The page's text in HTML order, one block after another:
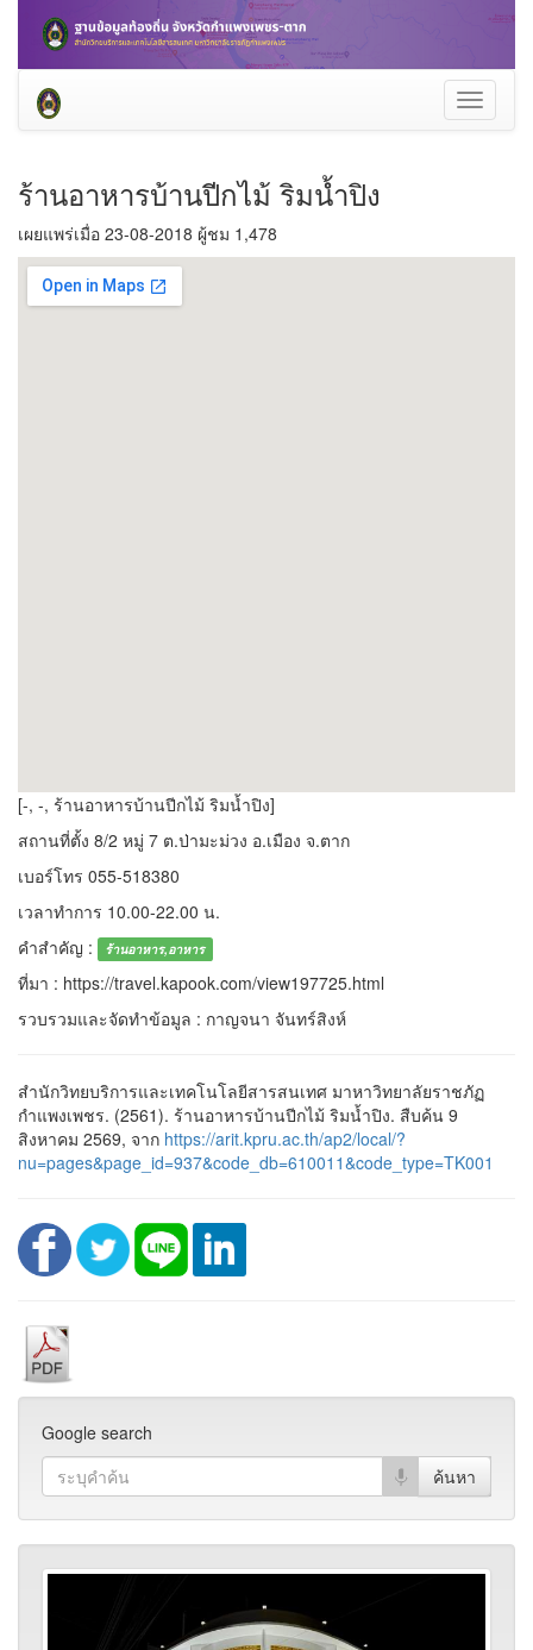
Toggle
ร้านอาหารบ้านปีกไม้ ริมน้ำปิง
เผยแพร่เมื่อ 23-08-2018 ผู้ชม 1,478
[-, -, ร้านอาหารบ้านปีกไม้ ริมน้ำปิง]
สถานที่ตั้ง 8/2 หมู่ 7 ต.ป่ามะม่วง อ.เมือง จ.ตาก
เบอร์โทร 055-518380
เวลาทำการ 10.00-22.00 น.
คำสำคัญ :
ร้านอาหาร,อาหาร
ที่มา : https://travel.kapook.com/view197725.html
รวบรวมและจัดทำข้อมูล : กาญจนา จันทร์สิงห์
สำนักวิทยบริการและเทคโนโลยีสารสนเทศ มาหาวิทยาลัยราชภัฏ
กำแพงเพชร. (2561). ร้านอาหารบ้านปีกไม้ ริมน้ำปิง. สืบค้น 9
สิงหาคม 2569, จาก https://arit.kpru.ac.th/ap2/local/?
nu=pages&page_id=937&code_db=610011&code_type=TK001
Google search